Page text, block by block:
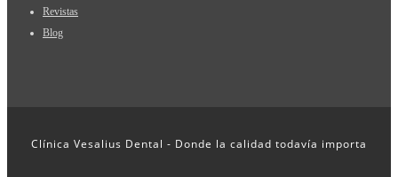
Revistas
Blog
Clínica Vesalius Dental - Donde la calidad todavía importa